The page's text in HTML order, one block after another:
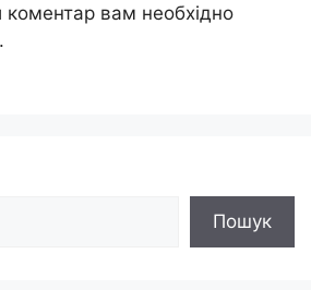
вам необхідно
.
Пошук